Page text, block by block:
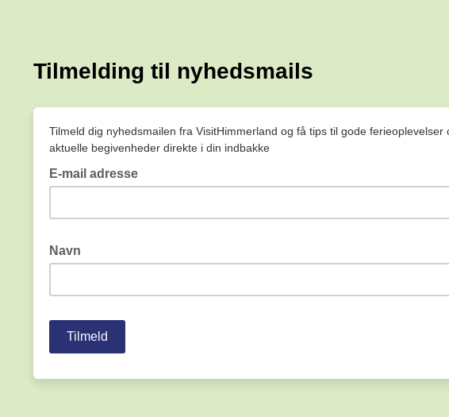
Tilmelding til nyhedsmails
Tilmeld dig nyhedsmailen fra VisitHimmerland og få tips til gode ferieoplevelser
aktuelle begivenheder direkte i din indbakke
E-mail adresse
Navn